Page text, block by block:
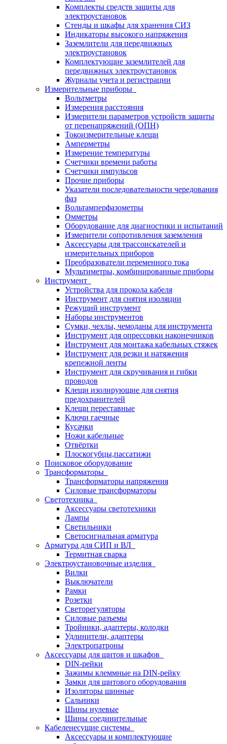
Комплекты средств защиты для
электроустановок
Стенды и шкафы для хранения СИЗ
Индикаторы высокого напряжения
Заземлители для передвижных
электроустановок
Комплектующие заземлителей для
передвижных электроустановок
Журналы учета и регистрации
Измерительные приборы
Вольтметры
Измерения расстояния
Измерители параметров устройств защиты
от перенапряжений (ОПН)
Токоизмерительные клещи
Амперметры
Измерение температуры
Счетчики времени работы
Счетчики импульсов
Прочие приборы
Указатели последовательности чередования
фаз
Вольтамперфазометры
Омметры
Оборудование для диагностики и испытаний
Измерители сопротивления заземления
Аксессуары для трассоискателей и
измерительных приборов
Преобразователи переменного тока
Мультиметры, комбинированные приборы
Инструмент
Устройства для прокола кабеля
Инструмент для снятия изоляции
Режущий инструмент
Наборы инструментов
Сумки, чехлы, чемоданы для инструмента
Инструмент для опрессовки наконечников
Инструмент для монтажа кабельных стяжек
Инструмент для резки и натяжения
крепежной ленты
Инструмент для скручивания и гибки
проводов
Клещи изолирующие для снятия
предохранителей
Клещи переставные
Ключи гаечные
Кусачки
Ножи кабельные
Отвёртки
Плоскогубцы,пассатижи
Поисковое оборудование
Трансформаторы
Трансформаторы напряжения
Силовые трансформаторы
Светотехника
Аксессуары светотехники
Лампы
Светильники
Светосигнальная арматура
Арматура для СИП и ВЛ
Термитная сварка
Электроустановочные изделия
Вилки
Выключатели
Рамки
Розетки
Светорегуляторы
Силовые разъемы
Тройники, адаптеры, колодки
Удлинители, адаптеры
Электропатроны
Аксессуары для щитов и шкафов
DIN-рейки
Зажимы клеммные на DIN-рейку
Замки для щитового оборудования
Изоляторы шинные
Сальники
Шины нулевые
Шины соединительные
Кабеленесущие системы
Аксессуары и комплектующие